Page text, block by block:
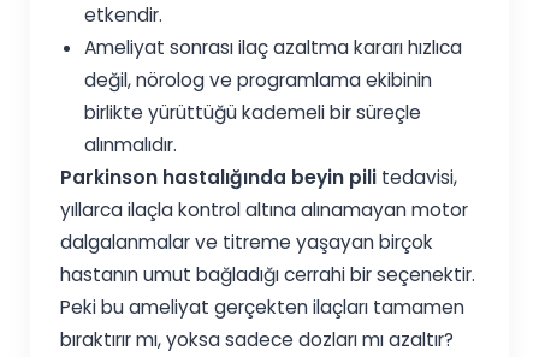
etkendir.
Ameliyat sonrası ilaç azaltma kararı hızlıca
değil, nörolog ve programlama ekibinin
birlikte yürüttüğü kademeli bir süreçle
alınmalıdır.
Parkinson hastalığında beyin pili tedavisi,
yıllarca ilaçla kontrol altına alınamayan motor
dalgalanmalar ve titreme yaşayan birçok
hastanın umut bağladığı cerrahi bir seçenektir.
Peki bu ameliyat gerçekten ilaçları tamamen
bıraktırır mı, yoksa sadece dozları mı azaltır?